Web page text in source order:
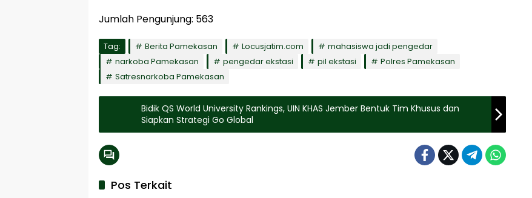
Jumlah Pengunjung: 563
Tag: Berita Pamekasan Locusjatim.com
mahasiswa jadi pengedar
narkoba Pamekasan
pengedar ekstasi pil ekstasi
Polres Pamekasan
Satresnarkoba Pamekasan
Bidik QS World University Rankings, UIN KHAS Jember Bentuk Tim Khusus dan
Siapkan Strategi Go Global
Pos Terkait